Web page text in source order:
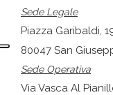
Sede Legale
Piazza Garibaldi,
80047 San
Sede Operativa
Via Vasca Al